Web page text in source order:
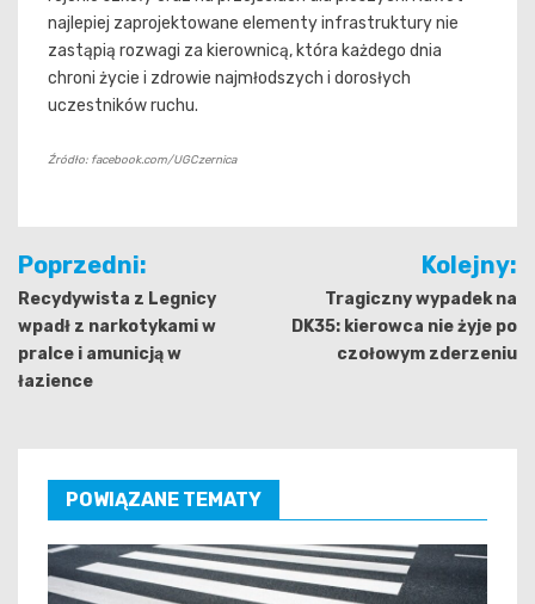
najlepiej zaprojektowane elementy infrastruktury nie
zastąpią rozwagi za kierownicą, która każdego dnia
chroni życie i zdrowie najmłodszych i dorosłych
uczestników ruchu.
Źródło: facebook.com/UGCzernica
Nawigacja
wpisu
Poprzedni:
Recydywista z Legnicy
wpadł z narkotykami w
pralce i amunicją w
łazience
Kolejny:
Tragiczny wypadek na
DK35: kierowca nie żyje po
czołowym zderzeniu
POWIĄZANE TEMATY